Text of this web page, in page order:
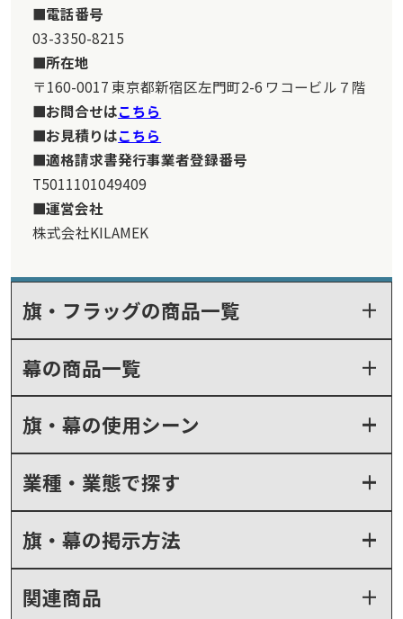
電話番号
03-3350-8215
所在地
〒160-0017 東京都新宿区左門町2-6 ワコービル７階
お問合せはこちら
お見積りはこちら
適格請求書発行事業者登録番号
T5011101049409
運営会社
株式会社KILAMEK
旗・フラッグの商品一覧
幕の商品一覧
旗・幕の使用シーン
業種・業態で探す
旗・幕の掲示方法
関連商品